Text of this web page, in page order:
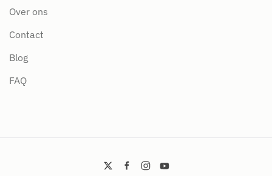
Over ons
Contact
Blog
FAQ